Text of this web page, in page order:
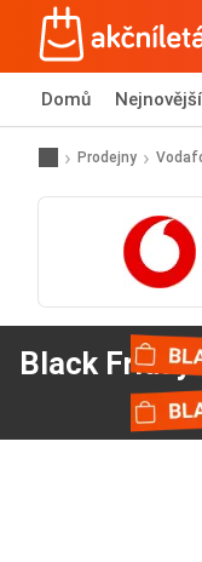
Domů
Prodejny
Black